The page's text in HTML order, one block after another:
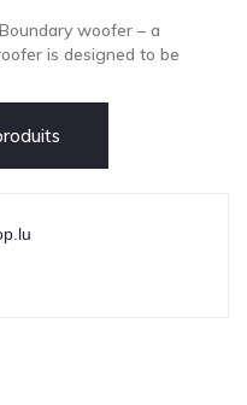
woofer – a
is designed to be